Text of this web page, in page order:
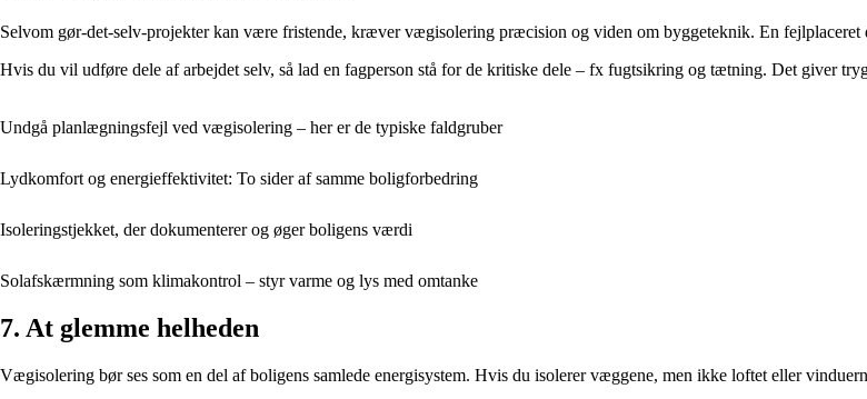
Selvom gør-det-selv-projekter kan være fristende, kræver vægisolering præcision og viden om byggeteknik. En fejlplaceret
Hvis du vil udføre dele af arbejdet selv, så lad en fagperson stå for de kritiske dele – fx fugtsikring og tætning. Det giver
Undgå planlægningsfejl ved vægisolering – her er de typiske faldgruber
Lydkomfort og energieffektivitet: To sider af samme boligforbedring
Isoleringstjekket, der dokumenterer og øger boligens værdi
Solafskærmning som klimakontrol – styr varme og lys med omtanke
7. At glemme helheden
Vægisolering bør ses som en del af boligens samlede energisystem. Hvis du isolerer væggene, men ikke loftet eller